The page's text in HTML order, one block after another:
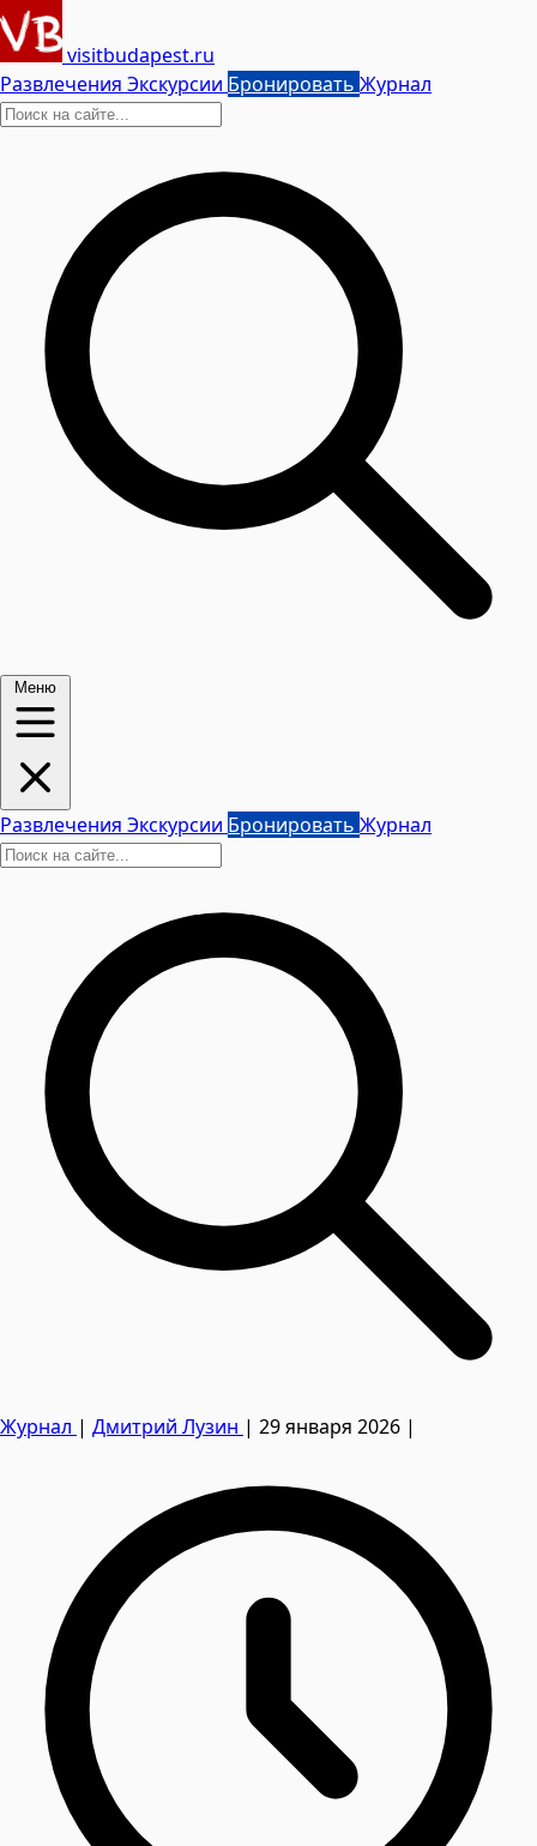
visitbudapest.ru
Развлечения Экскурсии Бронировать Журнал
Меню
Развлечения Экскурсии Бронировать Журнал
Журнал | Дмитрий Лузин | 29 января 2026 |